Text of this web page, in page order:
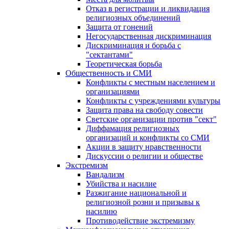
Отказ в регистрации и ликвидация
религиозных объединений
Защита от гонений
Негосударственная дискриминация
Дискриминация и борьба с
"сектантами"
Теоретическая борьба
Общественность и СМИ
Конфликты с местным населением и
организациями
Конфликты с учреждениями культуры
Защита права на свободу совести
Светские организации против "сект"
Диффамация религиозных
организаций и конфликты со СМИ
Акции в защиту нравственности
Дискуссии о религии и обществе
Экстремизм
Вандализм
Убийства и насилие
Разжигание национальной и
религиозной розни и призывы к
насилию
Противодействие экстремизму